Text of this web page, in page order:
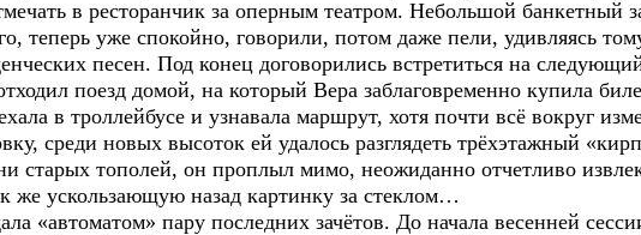
в ресторанчик за оперным театром. Небольшой банкетный
теперь уже спокойно, говорили, потом даже пели, удивляясь
песен. Под конец договорились встретиться на
поезд домой, на который Вера заблаговременно купила
в троллейбусе и узнавала маршрут, хотя почти всё вокруг
среди новых высоток ей удалось разглядеть трёхэтажный
старых тополей, он проплыл мимо, неожиданно отчетливо
же ускользающую назад картинку за стеклом…
«автоматом» пару последних зачётов. До начала весенней